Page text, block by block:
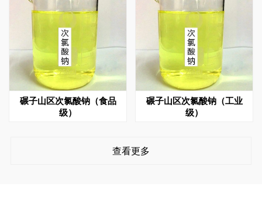
碾子山区次氯酸钠（食品
级）
碾子山区次氯酸钠（工业
级）
查看更多